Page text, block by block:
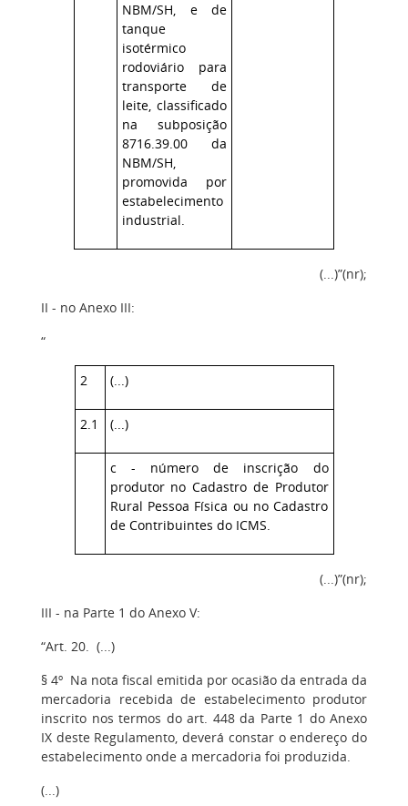
NBM/SH, e de
tanque
isotérmico
rodoviário para
transporte de
leite, classificado
na subposição
8716.39.00 da
NBM/SH,
promovida por
estabelecimento
industrial.
(...)”(nr);
II - no Anexo III:
“
2 (...)
2.1 (...)
c - número de inscrição do
produtor no Cadastro de Produtor
Rural Pessoa Física ou no Cadastro
de Contribuintes do ICMS.
(...)”(nr);
III - na Parte 1 do Anexo V:
“Art. 20. (...)
§ 4º Na nota fiscal emitida por ocasião da entrada da
mercadoria recebida de estabelecimento produtor
inscrito nos termos do art. 448 da Parte 1 do Anexo
IX deste Regulamento, deverá constar o endereço do
estabelecimento onde a mercadoria foi produzida.
(...)